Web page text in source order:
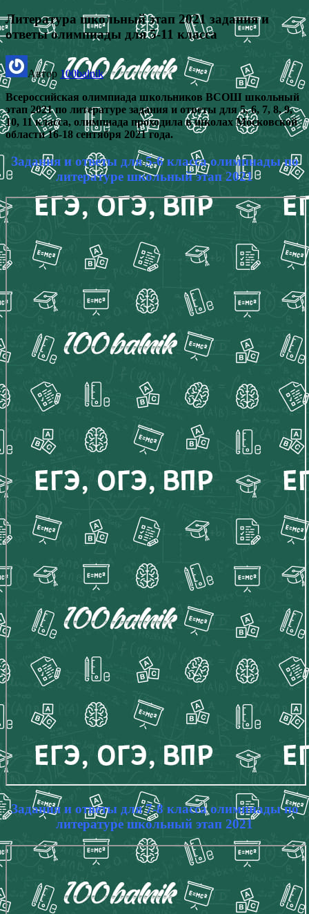
Литература школьный этап 2021 задания и
ответы олимпиады для 5-11 класса
Автор 100balnik
Всероссийская олимпиада школьников ВСОШ школьный
этап 2021 по литературе задания и ответы для 5, 6, 7, 8, 9,
10, 11 класса, олимпиада проходила в школах Московской
области 16-18 сентября 2021 года.
Задания и ответы для 5-6 класса олимпиады по
литературе школьный этап 2021
Задания и ответы для 7-8 класса олимпиады по
литературе школьный этап 2021